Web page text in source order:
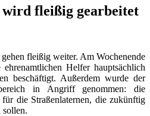
fleißig gearbeitet
fleißig weiter. Am Wochenende
Helfer hauptsächlich
beschäftigt. Außerdem wurde der
in Angriff genommen: die
die Straßenlaternen, die zukünftig
sollen.